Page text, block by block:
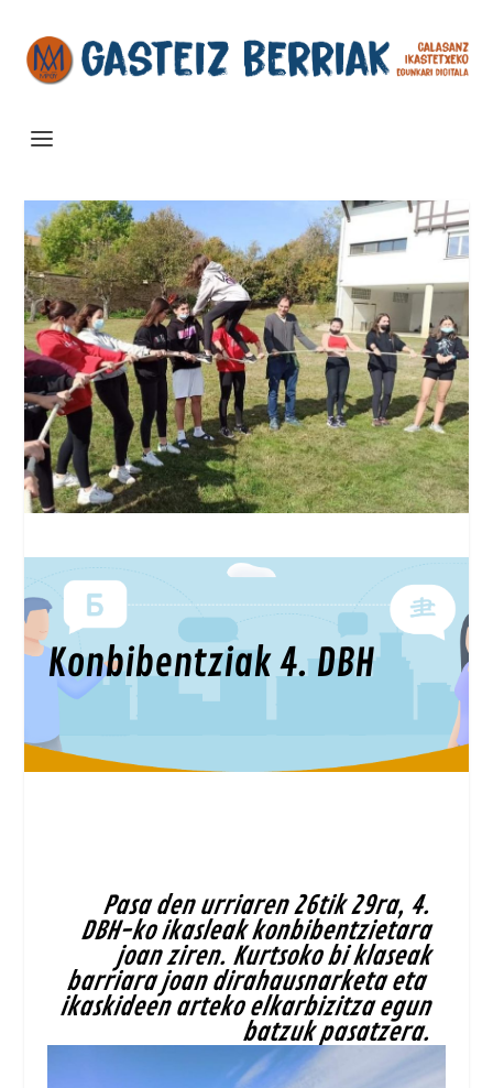
Konbibentziak 4. DBH
Pasa den urriaren 26tik 29ra, 4.
DBH-ko ikasleak konbibentzietara
joan ziren. Kurtsoko bi klaseak
barriara joan dirahausnarketa eta
ikaskideen arteko elkarbizitza egun
batzuk pasatzera.